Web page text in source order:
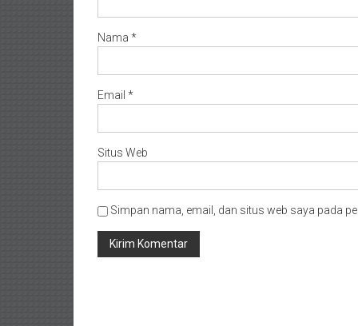
Selatan/
jawa
Nama *
Email *
Situs Web
Simpan nama, email, dan situs web saya pada